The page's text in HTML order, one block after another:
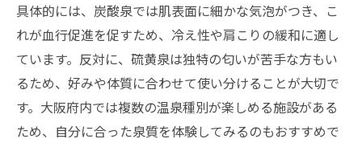
具体的には、炭酸泉では肌表面に細かな気泡がつき、こ
れが血行促進を促すため、冷え性や肩こりの緩和に適し
ています。反対に、硫黄泉は独特の匂いが苦手な方もい
るため、好みや体質に合わせて使い分けることが大切で
す。大阪府内では複数の温泉種別が楽しめる施設がある
ため、自分に合った泉質を体験してみるのもおすすめで